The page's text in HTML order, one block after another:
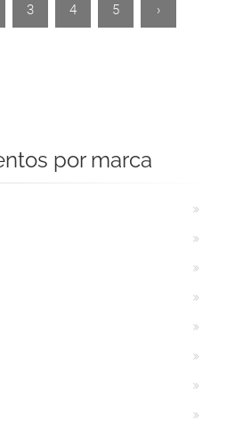
3 4 5 ›
por marca